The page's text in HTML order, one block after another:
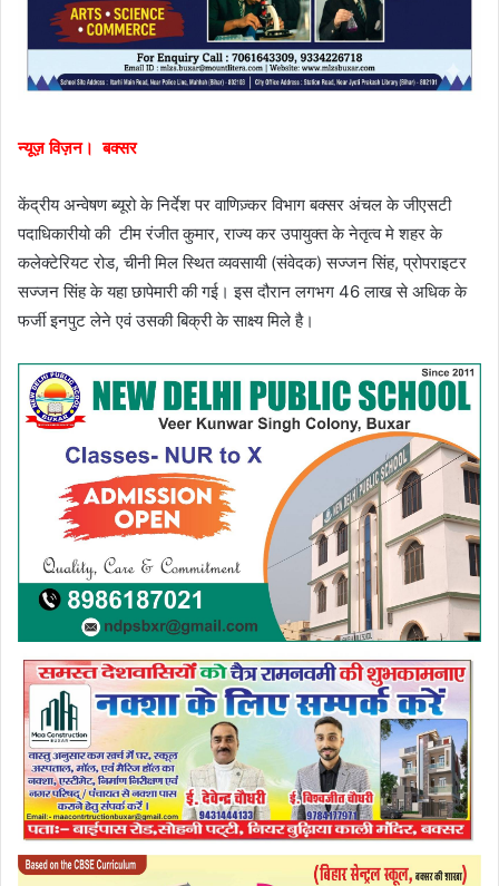
न्यूज़ विज़न। बक्सर
केंद्रीय अन्वेषण ब्यूरो के निर्देश पर वाणिज़्कर विभाग बक्सर अंचल के जीएसटी
पदाधिकारीयो की टीम रंजीत कुमार, राज्य कर उपायुक्त के नेतृत्व मे शहर के
कलेक्टेरियट रोड, चीनी मिल स्थित व्यवसायी (संवेदक) सज्जन सिंह, प्रोपराइटर
सज्जन सिंह के यहा छापेमारी की गई। इस दौरान लगभग 46 लाख से अधिक के
फर्जी इनपुट लेने एवं उसकी बिक्री के साक्ष्य मिले है।